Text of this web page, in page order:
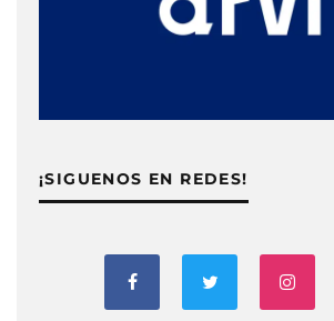
¡SIGUENOS EN REDES!